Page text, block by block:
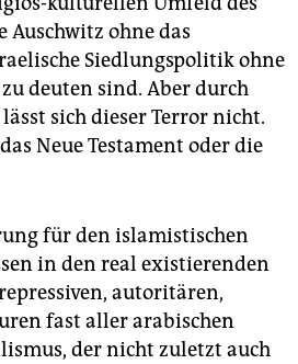
Auschwitz ohne das
Siedlungspolitik ohne
deuten sind. Aber durch
sich dieser Terror nicht.
Neue Testament oder die
für den islamistischen
in den real existierenden
autoritären,
fast aller arabischen
der nicht zuletzt auch